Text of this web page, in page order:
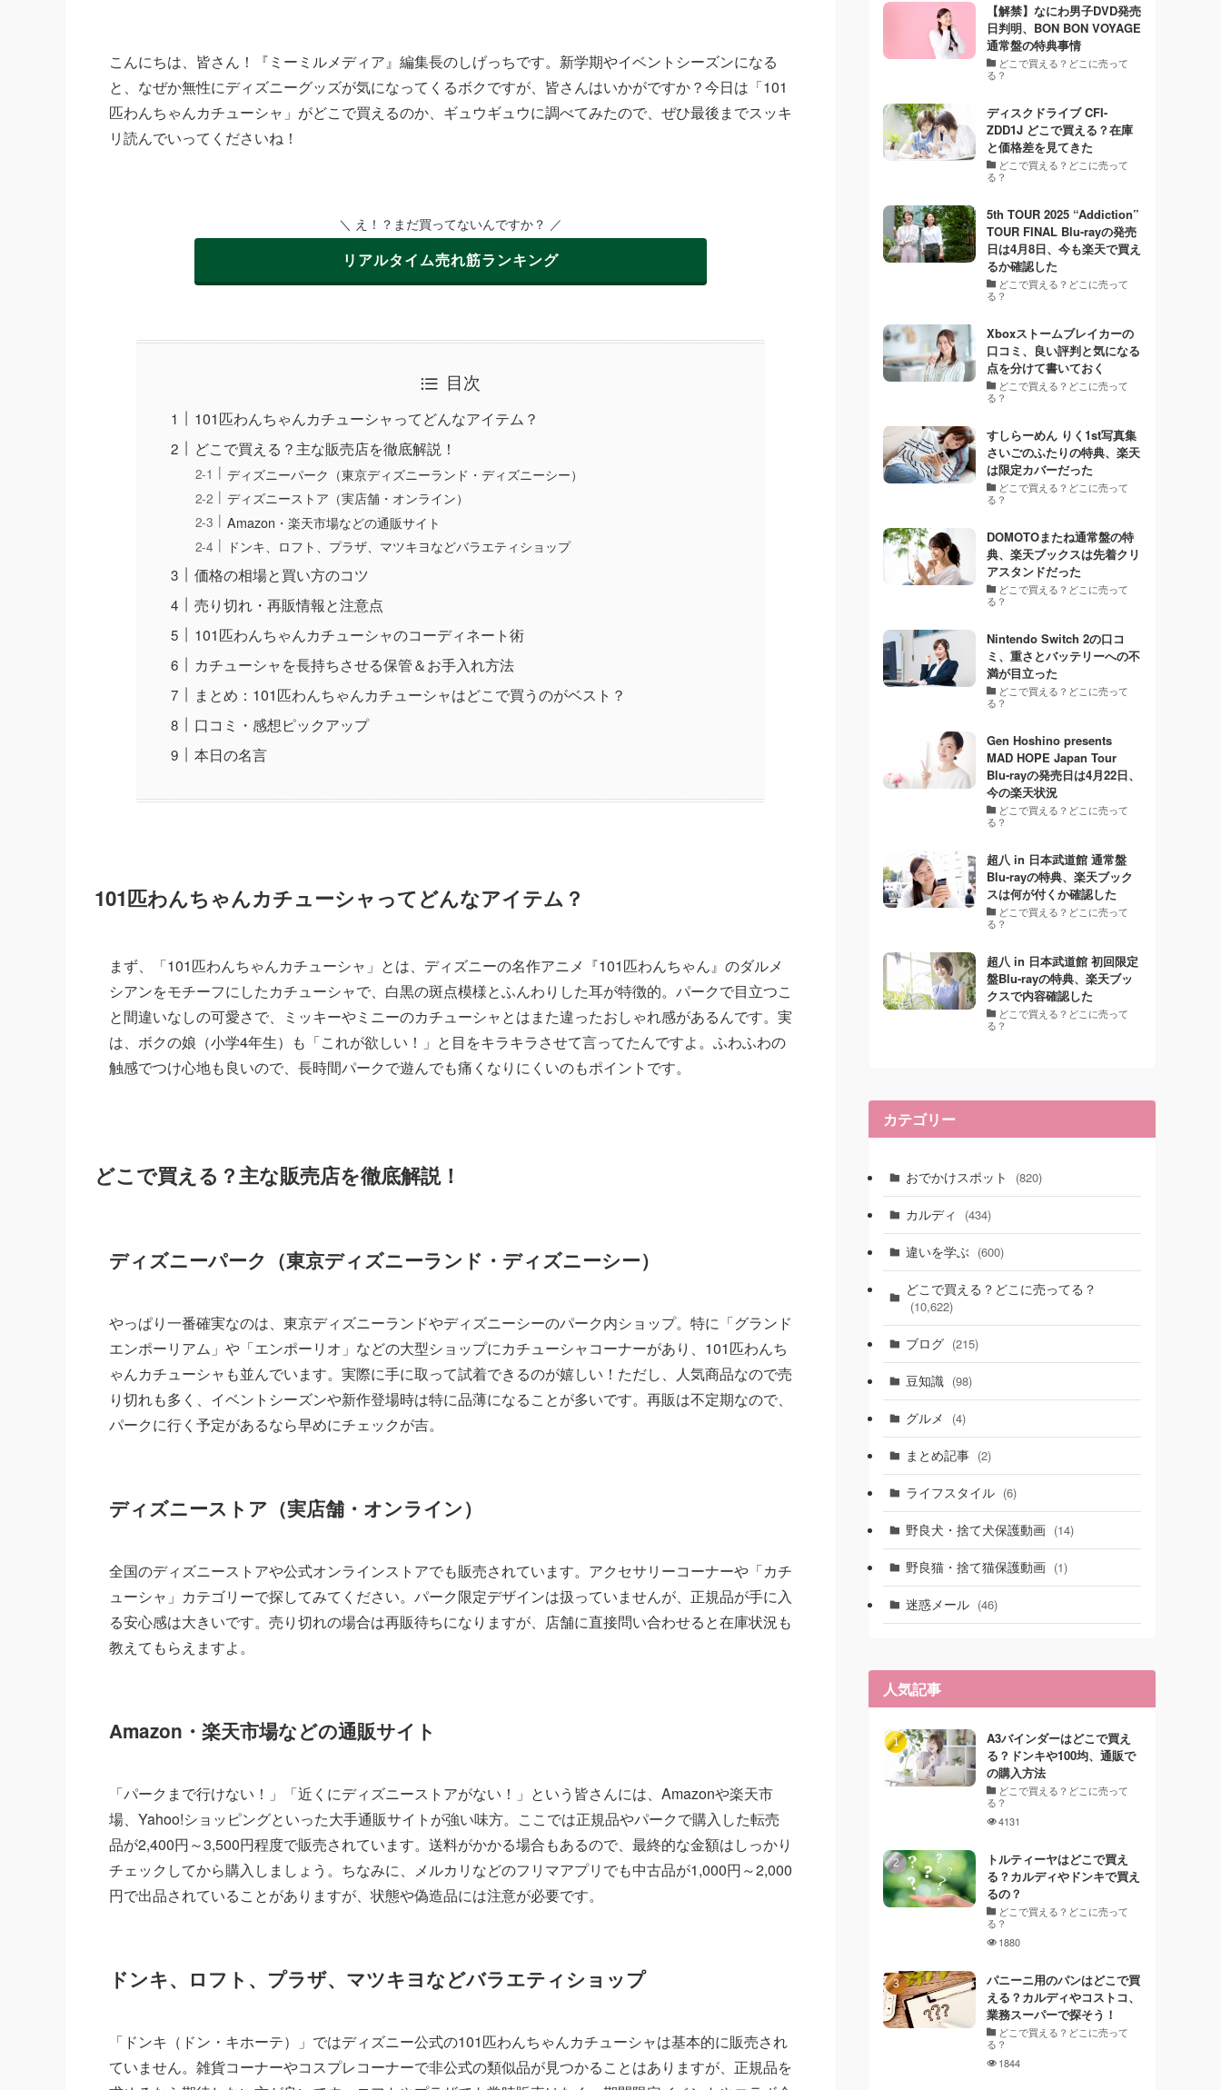
こんにちは、皆さん！『ミーミルメディア』編集長のしげっちです。新学期やイベントシーズンになる
と、なぜか無性にディズニーグッズが気になってくるボクですが、皆さんはいかがですか？今日は「101
匹わんちゃんカチューシャ」がどこで買えるのか、ギュウギュウに調べてみたので、ぜひ最後までスッキ
リ読んでいってくださいね！
＼ え！？まだ買ってないんですか？ ／
リアルタイム売れ筋ランキング
目次
101匹わんちゃんカチューシャってどんなアイテム？
どこで買える？主な販売店を徹底解説！
ディズニーパーク（東京ディズニーランド・ディズニーシー）
ディズニーストア（実店舗・オンライン）
Amazon・楽天市場などの通販サイト
ドンキ、ロフト、プラザ、マツキヨなどバラエティショップ
価格の相場と買い方のコツ
売り切れ・再販情報と注意点
101匹わんちゃんカチューシャのコーディネート術
カチューシャを長持ちさせる保管＆お手入れ方法
まとめ：101匹わんちゃんカチューシャはどこで買うのがベスト？
口コミ・感想ピックアップ
本日の名言
101匹わんちゃんカチューシャってどんなアイテム？
まず、「101匹わんちゃんカチューシャ」とは、ディズニーの名作アニメ『101匹わんちゃん』のダルメ
シアンをモチーフにしたカチューシャで、白黒の斑点模様とふんわりした耳が特徴的。パークで目立つこ
と間違いなしの可愛さで、ミッキーやミニーのカチューシャとはまた違ったおしゃれ感があるんです。実
は、ボクの娘（小学4年生）も「これが欲しい！」と目をキラキラさせて言ってたんですよ。ふわふわの
触感でつけ心地も良いので、長時間パークで遊んでも痛くなりにくいのもポイントです。
どこで買える？主な販売店を徹底解説！
ディズニーパーク（東京ディズニーランド・ディズニーシー）
やっぱり一番確実なのは、東京ディズニーランドやディズニーシーのパーク内ショップ。特に「グランド
エンポーリアム」や「エンポーリオ」などの大型ショップにカチューシャコーナーがあり、101匹わんち
ゃんカチューシャも並んでいます。実際に手に取って試着できるのが嬉しい！ただし、人気商品なので売
り切れも多く、イベントシーズンや新作登場時は特に品薄になることが多いです。再販は不定期なので、
パークに行く予定があるなら早めにチェックが吉。
ディズニーストア（実店舗・オンライン）
全国のディズニーストアや公式オンラインストアでも販売されています。アクセサリーコーナーや「カチ
ューシャ」カテゴリーで探してみてください。パーク限定デザインは扱っていませんが、正規品が手に入
る安心感は大きいです。売り切れの場合は再販待ちになりますが、店舗に直接問い合わせると在庫状況も
教えてもらえますよ。
Amazon・楽天市場などの通販サイト
「パークまで行けない！」「近くにディズニーストアがない！」という皆さんには、Amazonや楽天市
場、Yahoo!ショッピングといった大手通販サイトが強い味方。ここでは正規品やパークで購入した転売
品が2,400円～3,500円程度で販売されています。送料がかかる場合もあるので、最終的な金額はしっかり
チェックしてから購入しましょう。ちなみに、メルカリなどのフリマアプリでも中古品が1,000円～2,000
円で出品されていることがありますが、状態や偽造品には注意が必要です。
ドンキ、ロフト、プラザ、マツキヨなどバラエティショップ
「ドンキ（ドン・キホーテ）」ではディズニー公式の101匹わんちゃんカチューシャは基本的に販売され
ていません。雑貨コーナーやコスプレコーナーで非公式の類似品が見つかることはありますが、正規品を
【解禁】なにわ男子DVD発売
日判明、BON BON VOYAGE
通常盤の特典事情
どこで買える？どこに売って
る？
ディスクドライブ CFI-
ZDD1J どこで買える？在庫
と価格差を見てきた
どこで買える？どこに売って
る？
5th TOUR 2025 “Addiction”
TOUR FINAL Blu-rayの発売
日は4月8日、今も楽天で買え
るか確認した
どこで買える？どこに売って
る？
Xboxストームブレイカーの
口コミ、良い評判と気になる
点を分けて書いておく
どこで買える？どこに売って
る？
すしらーめん りく1st写真集
さいごのふたりの特典、楽天
は限定カバーだった
どこで買える？どこに売って
る？
DOMOTOまたね通常盤の特
典、楽天ブックスは先着クリ
アスタンドだった
どこで買える？どこに売って
る？
Nintendo Switch 2の口コ
ミ、重さとバッテリーへの不
満が目立った
どこで買える？どこに売って
る？
Gen Hoshino presents
MAD HOPE Japan Tour
Blu-rayの発売日は4月22日、
今の楽天状況
どこで買える？どこに売って
る？
超八 in 日本武道館 通常盤
Blu-rayの特典、楽天ブック
スは何が付くか確認した
どこで買える？どこに売って
る？
超八 in 日本武道館 初回限定
盤Blu-rayの特典、楽天ブッ
クスで内容確認した
どこで買える？どこに売って
る？
カテゴリー
おでかけスポット (820)
カルディ (434)
違いを学ぶ (600)
どこで買える？どこに売ってる？
(10,622)
ブログ (215)
豆知識 (98)
グルメ (4)
まとめ記事 (2)
ライフスタイル (6)
野良犬・捨て犬保護動画 (14)
野良猫・捨て猫保護動画 (1)
迷惑メール (46)
人気記事
A3バインダーはどこで買え
る？ドンキや100均、通販で
の購入方法
どこで買える？どこに売って
る？
4131
トルティーヤはどこで買え
る？カルディやドンキで買え
るの？
どこで買える？どこに売って
る？
1880
パニーニ用のパンはどこで買
える？カルディやコストコ、
業務スーパーで探そう！
どこで買える？どこに売って
る？
1844